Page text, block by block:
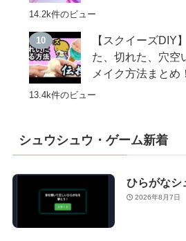
14.2k件のビュー
【スクイーズDIY
た、切れた、穴空
メイク方法まとめ！
13.4k件のビュー
シュウシュウ・ゲーム新着
ひらがなシ
2026年8月7日